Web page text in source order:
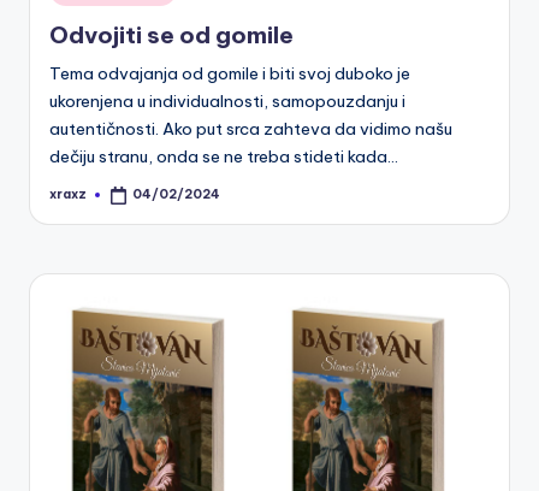
in
Odvojiti se od gomile
Tema odvajanja od gomile i biti svoj duboko je
ukorenjena u individualnosti, samopouzdanju i
autentičnosti. Ako put srca zahteva da vidimo našu
dečiju stranu, onda se ne treba stideti kada…
Posted
xraxz 04/02/2024